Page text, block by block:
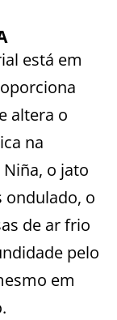
está em
altera o
na
o jato
o
de ar frio
pelo
em